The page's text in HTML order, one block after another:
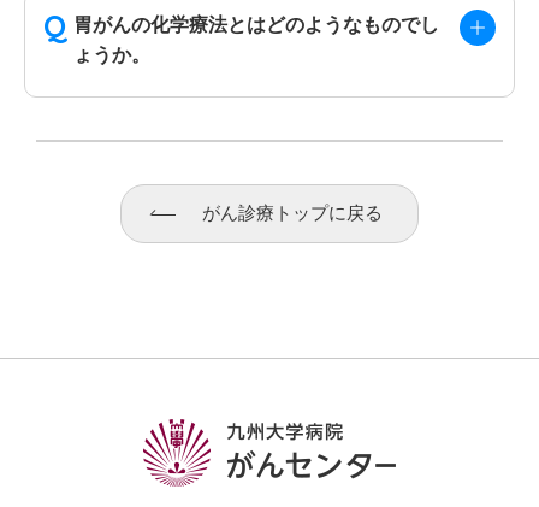
胃がんの化学療法とはどのようなものでし
ょうか。
がん診療トップに戻る